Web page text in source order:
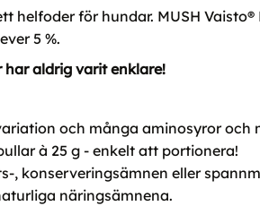
helfoder för hundar. MUSH
5 %.
aldrig varit enklare!
och många aminosyror och
à 25 g - enkelt att portionera!
, konserveringsämnen eller
näringsämnena.